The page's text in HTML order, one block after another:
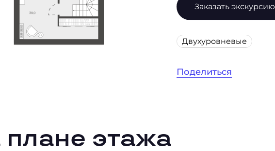
Заказать экскурсию
Двухуровневые
Поделиться
этажа